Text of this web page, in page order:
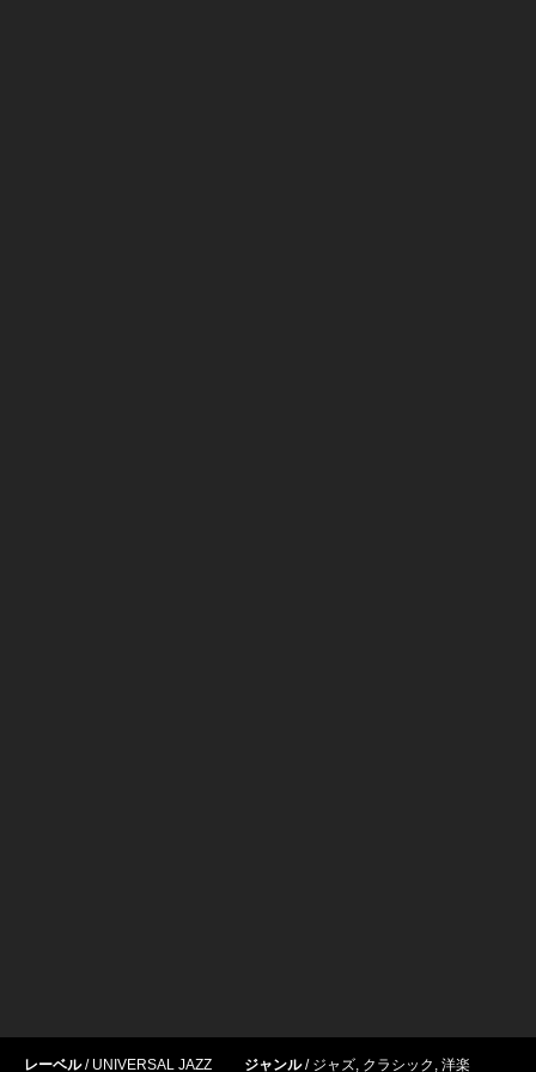
レーベル UNIVERSAL JAZZ ジャンル ジャズ クラシック 洋楽